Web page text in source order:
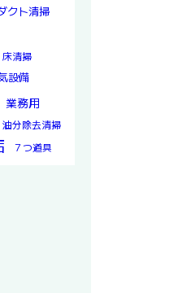
クト清掃
床清掃
設備
業務用
油分除去清掃
７つ道具